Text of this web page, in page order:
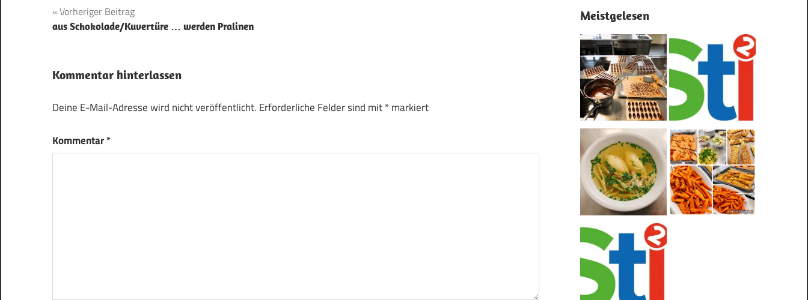
Beitragsnavigation
Vorheriger Beitrag
aus Schokolade/Kuvertüre … werden Pralinen
Kommentar hinterlassen
Deine E-Mail-Adresse wird nicht veröffentlicht. Erforderliche Felder sind mit*markiert
Kommentar*
Meistgelesen